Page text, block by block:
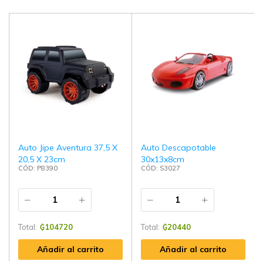
Auto Jipe Aventura 37,5 X
20,5 X 23cm
CÓD: P8390
Total: ₲104720
Añadir al carrito
Auto Descapotable
30x13x8cm
CÓD: S3027
Total: ₲20440
Añadir al carrito